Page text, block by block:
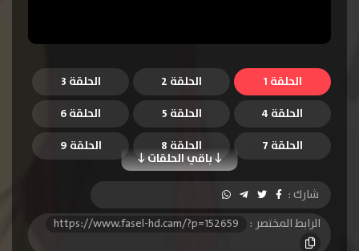
الحلقة 1 الحلقة 2
الحلقة 3
الحلقة 4
الحلقة 5 الحلقة 6
باقي الحلقات
الحلقة 7 الحلقة 8
الحلقة 9
الحلقة 11
شارك :
الرابط المختصر :
https://www.fasel-hd.cam/?p=152659